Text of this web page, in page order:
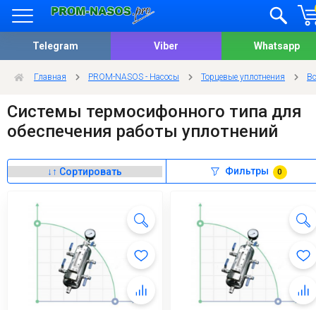
Telegram Viber Whatsapp
Главная PROM-NASOS - Насосы Торцевые уплотнения
Системы термосифонного типа для
обеспечения работы уплотнений
Фильтры 0